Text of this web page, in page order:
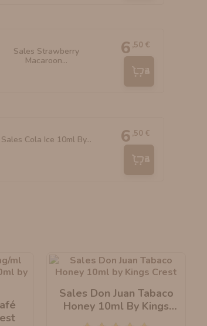
Sales Strawberry
Macaroon...
6 ,50 €
Añadir
Sales Cola Ice 10ml By... 6 ,50 €
Añadir
Sales Don Juan Tabaco
Honey 10ml By Kings